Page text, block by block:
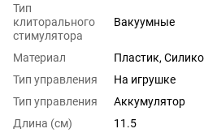
Тип
клиторального
стимулятора
Вакуумные
Материал
Пластик,
Тип управления
На игрушке
Тип управления
Аккумулятор
Длина (см)
11.5